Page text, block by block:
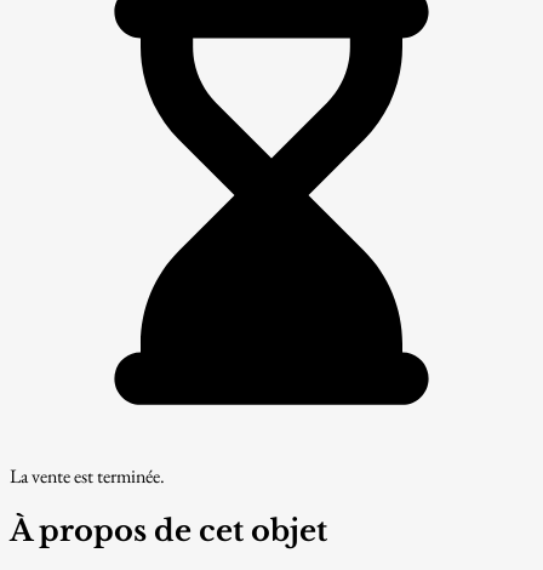
La vente est terminée.
À propos de cet objet